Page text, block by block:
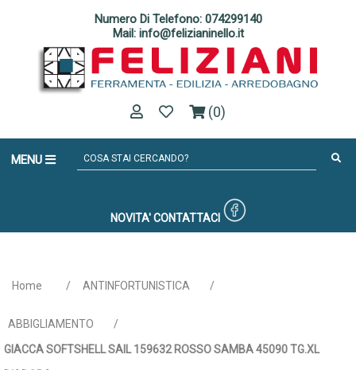
Numero Di Telefono: 074299140
Mail: info@felizianinello.it
(0)
MENU
NOVITA' CONTATTACI
Home / ANTINFORTUNISTICA /
ABBIGLIAMENTO
/
GIACCA SOFTSHELL SAIL 159632 ROSSO SAMBA 45090 TG.XL